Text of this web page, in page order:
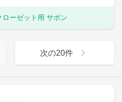
ローゼット用 サボン
次の20件